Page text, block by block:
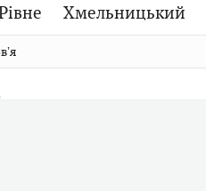
Хмельницький
Словко